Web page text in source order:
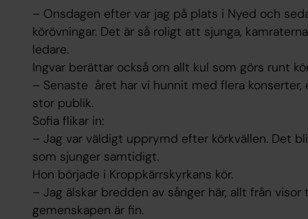
– Onsdagen efter var jag på plats i Nyed och
körövningar. Det är så roligt att sjunga,
ledare.
Ingvar berättar också om allt kul som görs runt
– Senaste året har vi hunnit med flera konserter,
stor publik.
Sofia flikar in:
– Jag var väldigt upprymd efter körkvällen. Det
som sjunger sam­­tidigt.
Hon började i Kroppkärrs­kyrkans kör.
– Jag älskar bredden av sånger här, allt från
gemenskapen är fin.